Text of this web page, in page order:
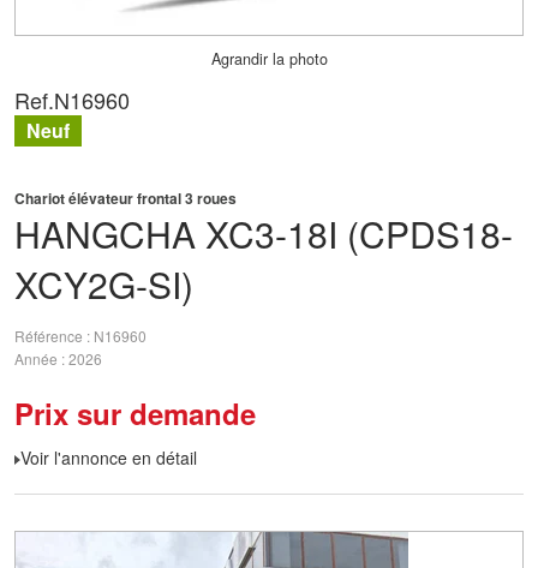
Agrandir la photo
HANGCHA XC3-18I (CPDS18-
XCY2G-SI)
Chariot élévateur frontal 3 roues
Référence
N16960
Année 2026
Prix sur demande
Voir l'annonce en détail
Ref.N16960
Neuf